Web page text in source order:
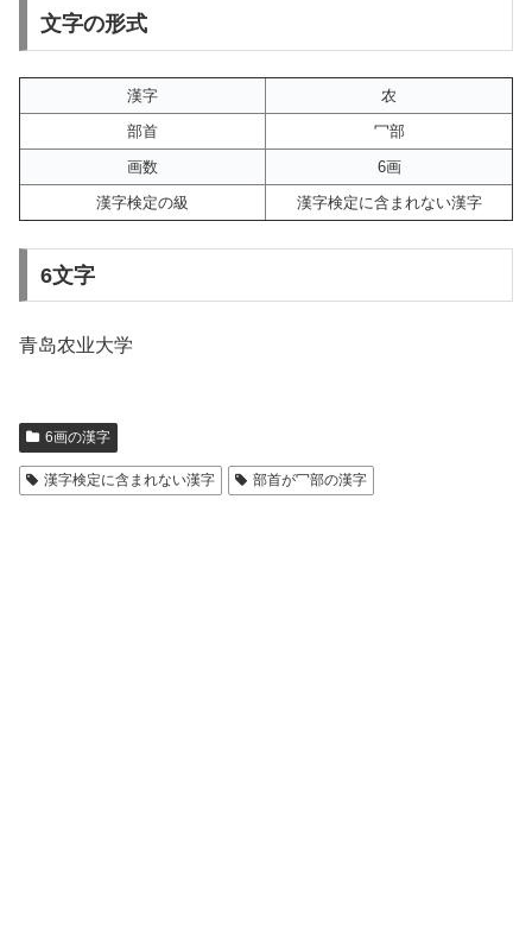
文字の形式
漢字
农
部首
冖部
画数
6画
漢字検定の級
漢字検定に含まれない漢字
6文字
青岛农业大学
6画の漢字
漢字検定に含まれない漢字 部首が冖部の漢字